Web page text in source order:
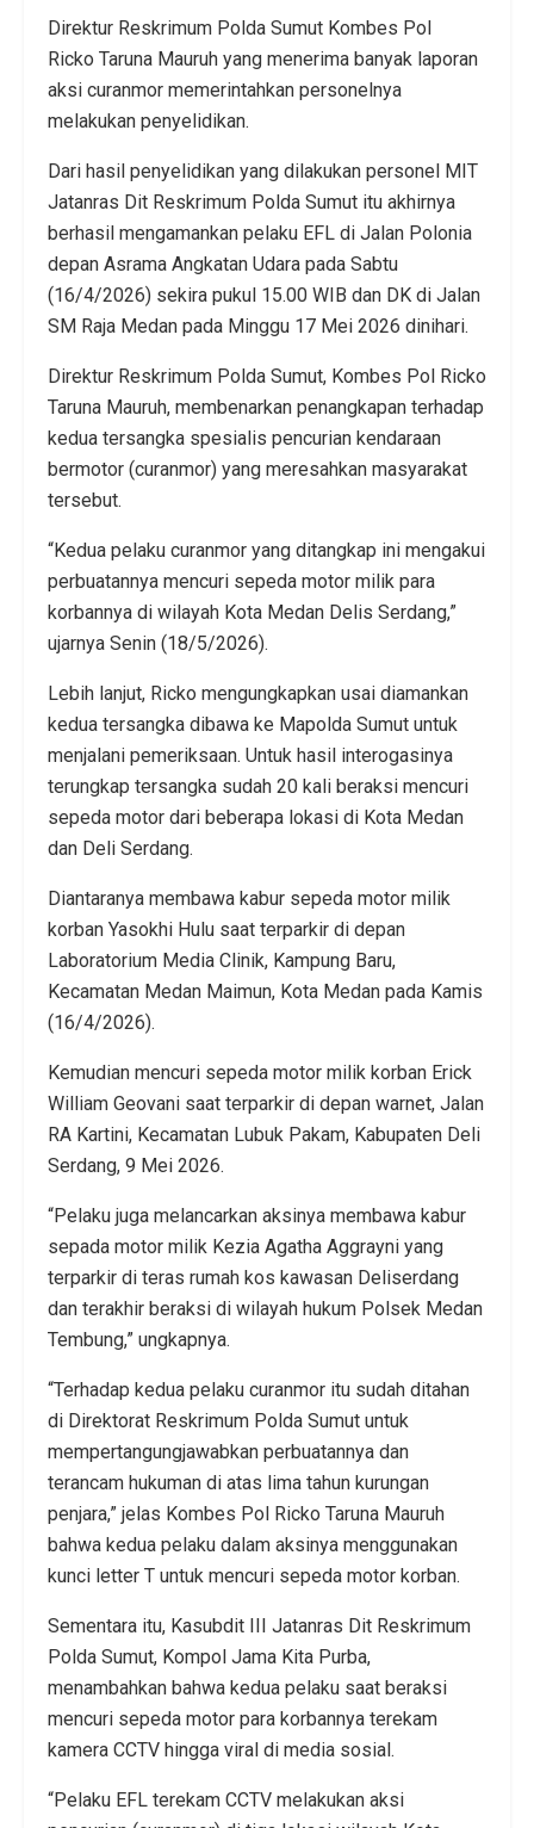
Direktur Reskrimum Polda Sumut Kombes Pol
Ricko Taruna Mauruh yang menerima banyak laporan
aksi curanmor memerintahkan personelnya
melakukan penyelidikan.
Dari hasil penyelidikan yang dilakukan personel MIT
Jatanras Dit Reskrimum Polda Sumut itu akhirnya
berhasil mengamankan pelaku EFL di Jalan Polonia
depan Asrama Angkatan Udara pada Sabtu
(16/4/2026) sekira pukul 15.00 WIB dan DK di Jalan
SM Raja Medan pada Minggu 17 Mei 2026 dinihari.
Direktur Reskrimum Polda Sumut, Kombes Pol Ricko
Taruna Mauruh, membenarkan penangkapan terhadap
kedua tersangka spesialis pencurian kendaraan
bermotor (curanmor) yang meresahkan masyarakat
tersebut.
“Kedua pelaku curanmor yang ditangkap ini mengakui
perbuatannya mencuri sepeda motor milik para
korbannya di wilayah Kota Medan Delis Serdang,”
ujarnya Senin (18/5/2026).
Lebih lanjut, Ricko mengungkapkan usai diamankan
kedua tersangka dibawa ke Mapolda Sumut untuk
menjalani pemeriksaan. Untuk hasil interogasinya
terungkap tersangka sudah 20 kali beraksi mencuri
sepeda motor dari beberapa lokasi di Kota Medan
dan Deli Serdang.
Diantaranya membawa kabur sepeda motor milik
korban Yasokhi Hulu saat terparkir di depan
Laboratorium Media Clinik, Kampung Baru,
Kecamatan Medan Maimun, Kota Medan pada Kamis
(16/4/2026).
Kemudian mencuri sepeda motor milik korban Erick
William Geovani saat terparkir di depan warnet, Jalan
RA Kartini, Kecamatan Lubuk Pakam, Kabupaten Deli
Serdang, 9 Mei 2026.
“Pelaku juga melancarkan aksinya membawa kabur
sepada motor milik Kezia Agatha Aggrayni yang
terparkir di teras rumah kos kawasan Deliserdang
dan terakhir beraksi di wilayah hukum Polsek Medan
Tembung,” ungkapnya.
“Terhadap kedua pelaku curanmor itu sudah ditahan
di Direktorat Reskrimum Polda Sumut untuk
mempertangungjawabkan perbuatannya dan
terancam hukuman di atas lima tahun kurungan
penjara,” jelas Kombes Pol Ricko Taruna Mauruh
bahwa kedua pelaku dalam aksinya menggunakan
kunci letter T untuk mencuri sepeda motor korban.
Sementara itu, Kasubdit III Jatanras Dit Reskrimum
Polda Sumut, Kompol Jama Kita Purba,
menambahkan bahwa kedua pelaku saat beraksi
mencuri sepeda motor para korbannya terekam
kamera CCTV hingga viral di media sosial.
“Pelaku EFL terekam CCTV melakukan aksi